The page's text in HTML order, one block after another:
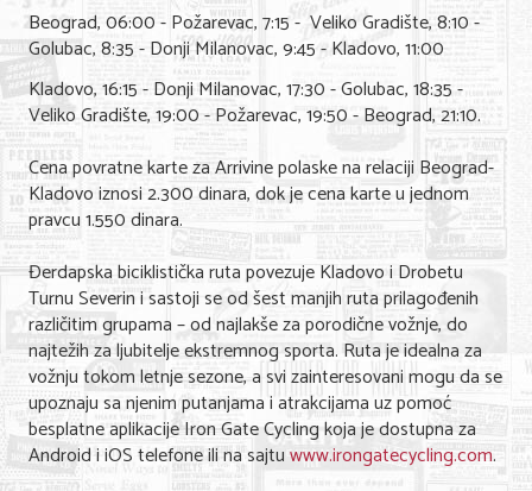
Posao
Usluge
Nega lica i tela
Shopping
Sve za venčanje
Sve za decu
Kuća i bašta
Gastronomija
Sport i rekreacija
Zdravlje i medicina
Beograd, 06:00 - Požarevac, 7:15 - Veliko Gradište, 8:10 -
Golubac, 8:35 - Donji Milanovac, 9:45 - Kladovo, 11:00
Kladovo, 16:15 - Donji Milanovac, 17:30 - Golubac, 18:35 -
Veliko Gradište, 19:00 - Požarevac, 19:50 - Beograd, 21:10.
Cena povratne karte za Arrivine polaske na relaciji Beograd-
Kladovo iznosi 2.300 dinara, dok je cena karte u jednom
pravcu 1.550 dinara.
Đerdapska biciklistička ruta povezuje Kladovo i Drobetu
Turnu Severin i sastoji se od šest manjih ruta prilagođenih
različitim grupama – od najlakše za porodične vožnje, do
najtežih za ljubitelje ekstremnog sporta. Ruta je idealna za
vožnju tokom letnje sezone, a svi zainteresovani mogu da se
upoznaju sa njenim putanjama i atrakcijama uz pomoć
besplatne aplikacije Iron Gate Cycling koja je dostupna za
Android i iOS telefone ili na sajtuwww.irongatecycling.com.